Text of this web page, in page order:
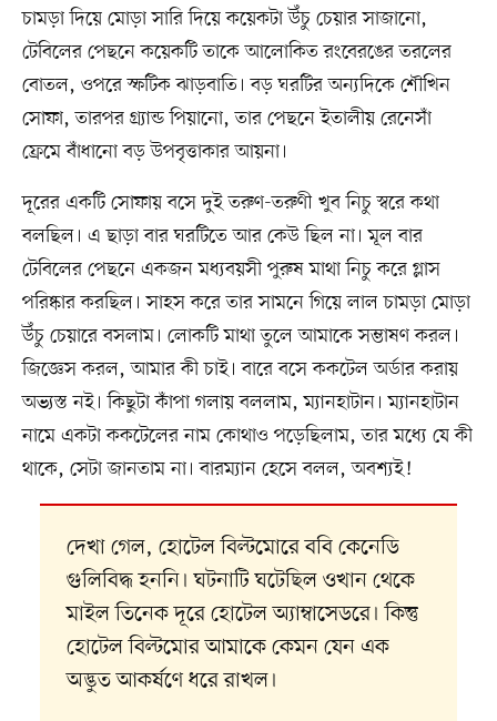
চামড়া দিয়ে মোড়া সারি দিয়ে কয়েকটা উঁচু চেয়ার সাজানো,
টেবিলের পেছনে কয়েকটি তাকে আলোকিত রংবেরঙের তরলের
বোতল, ওপরে স্ফটিক ঝাড়বাতি। বড় ঘরটির অন্যদিকে শৌখিন
সোফা, তারপর গ্র্যান্ড পিয়ানো, তার পেছনে ইতালীয় রেনেসাঁ
ফ্রেমে বাঁধানো বড় উপবৃত্তাকার আয়না।
দূরের একটি সোফায় বসে দুই তরুণ-তরুণী খুব নিচু স্বরে কথা
বলছিল। এ ছাড়া বার ঘরটিতে আর কেউ ছিল না। মূল বার
টেবিলের পেছনে একজন মধ্যবয়সী পুরুষ মাথা নিচু করে গ্লাস
পরিষ্কার করছিল। সাহস করে তার সামনে গিয়ে লাল চামড়া মোড়া
উঁচু চেয়ারে বসলাম। লোকটি মাথা তুলে আমাকে সম্ভাষণ করল।
জিজ্ঞেস করল, আমার কী চাই। বারে বসে ককটেল অর্ডার করায়
অভ্যস্ত নই। কিছুটা কাঁপা গলায় বললাম, ম্যানহাটান। ম্যানহাটান
নামে একটা ককটেলের নাম কোথাও পড়েছিলাম, তার মধ্যে যে কী
থাকে, সেটা জানতাম না। বারম্যান হেসে বলল, অবশ্যই!
দেখা গেল, হোটেল বিল্টমোরে ববি কেনেডি
গুলিবিদ্ধ হননি। ঘটনাটি ঘটেছিল ওখান থেকে
মাইল তিনেক দূরে হোটেল অ্যাম্বাসেডরে। কিন্তু
হোটেল বিল্টমোর আমাকে কেমন যেন এক
অদ্ভুত আকর্ষণে ধরে রাখল।